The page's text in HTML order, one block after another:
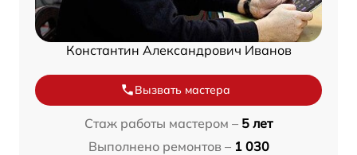
Константин Александрович Иванов
Вызвать мастера
Стаж работы мастером – 5 лет
Выполнено ремонтов – 1 030